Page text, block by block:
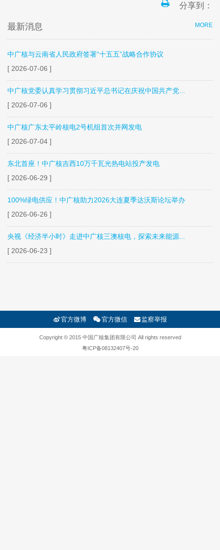
分享到：
MORE
最新消息
中广核与云南省人民政府签署“十五五”战略合作协议
[ 2026-07-06 ]
中广核党委认真学习贯彻习近平总书记在庆祝中国共产党...
[ 2026-07-06 ]
中广核广东太平岭核电2号机组首次并网发电
[ 2026-07-04 ]
东北首座！中广核吉西10万千瓦光热电站投产发电
[ 2026-06-29 ]
100%绿电供应！中广核助力2026大连夏季达沃斯论坛举办
[ 2026-06-26 ]
央视《经济半小时》走进中广核三澳核电，探索未来能源...
[ 2026-06-23 ]
官方微博 官方微信 监察举报
Copyright © 2015 中国广核集团有限公司 All rights reserved
粤ICP备08132407号-20